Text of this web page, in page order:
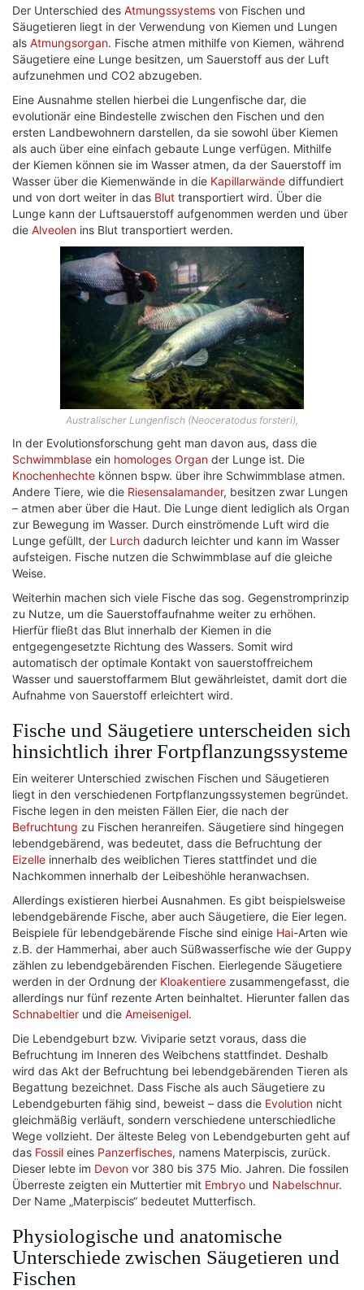
Der Unterschied des Atmungssystems von Fischen und
Säugetieren liegt in der Verwendung von Kiemen und Lungen
als Atmungsorgan. Fische atmen mithilfe von Kiemen, während
Säugetiere eine Lunge besitzen, um Sauerstoff aus der Luft
aufzunehmen und CO2 abzugeben.
Eine Ausnahme stellen hierbei die Lungenfische dar, die
evolutionär eine Bindestelle zwischen den Fischen und den
ersten Landbewohnern darstellen, da sie sowohl über Kiemen
als auch über eine einfach gebaute Lunge verfügen. Mithilfe
der Kiemen können sie im Wasser atmen, da der Sauerstoff im
Wasser über die Kiemenwände in die Kapillarwände diffundiert
und von dort weiter in das Blut transportiert wird. Über die
Lunge kann der Luftsauerstoff aufgenommen werden und über
die Alveolen ins Blut transportiert werden.
Australischer Lungenfisch (Neoceratodus forsteri),
In der Evolutionsforschung geht man davon aus, dass die
Schwimmblase ein homologes Organ der Lunge ist. Die
Knochenhechte können bspw. über ihre Schwimmblase atmen.
Andere Tiere, wie die Riesensalamander, besitzen zwar Lungen
– atmen aber über die Haut. Die Lunge dient lediglich als Organ
zur Bewegung im Wasser. Durch einströmende Luft wird die
Lunge gefüllt, der Lurch dadurch leichter und kann im Wasser
aufsteigen. Fische nutzen die Schwimmblase auf die gleiche
Weise.
Weiterhin machen sich viele Fische das sog. Gegenstromprinzip
zu Nutze, um die Sauerstoffaufnahme weiter zu erhöhen.
Hierfür fließt das Blut innerhalb der Kiemen in die
entgegengesetzte Richtung des Wassers. Somit wird
automatisch der optimale Kontakt von sauerstoffreichem
Wasser und sauerstoffarmem Blut gewährleistet, damit dort die
Aufnahme von Sauerstoff erleichtert wird.
Fische und Säugetiere unterscheiden sich
hinsichtlich ihrer Fortpflanzungssysteme
Ein weiterer Unterschied zwischen Fischen und Säugetieren
liegt in den verschiedenen Fortpflanzungssystemen begründet.
Fische legen in den meisten Fällen Eier, die nach der
Befruchtung zu Fischen heranreifen. Säugetiere sind hingegen
lebendgebärend, was bedeutet, dass die Befruchtung der
Eizelle innerhalb des weiblichen Tieres stattfindet und die
Nachkommen innerhalb der Leibeshöhle heranwachsen.
Allerdings existieren hierbei Ausnahmen. Es gibt beispielsweise
lebendgebärende Fische, aber auch Säugetiere, die Eier legen.
Beispiele für lebendgebärende Fische sind einige Hai-Arten wie
z.B. der Hammerhai, aber auch Süßwasserfische wie der Guppy
zählen zu lebendgebärenden Fischen. Eierlegende Säugetiere
werden in der Ordnung der Kloakentiere zusammengefasst, die
allerdings nur fünf rezente Arten beinhaltet. Hierunter fallen das
Schnabeltier und die Ameisenigel.
Die Lebendgeburt bzw. Viviparie setzt voraus, dass die
Befruchtung im Inneren des Weibchens stattfindet. Deshalb
wird das Akt der Befruchtung bei lebendgebärenden Tieren als
Begattung bezeichnet. Dass Fische als auch Säugetiere zu
Lebendgeburten fähig sind, beweist – dass die Evolution nicht
gleichmäßig verläuft, sondern verschiedene unterschiedliche
Wege vollzieht. Der älteste Beleg von Lebendgeburten geht auf
das Fossil eines Panzerfisches, namens Materpiscis, zurück.
Dieser lebte im Devon vor 380 bis 375 Mio. Jahren. Die fossilen
Überreste zeigten ein Muttertier mit Embryo und Nabelschnur.
Der Name „Materpiscis“ bedeutet Mutterfisch.
Physiologische und anatomische
Unterschiede zwischen Säugetieren und
Fischen